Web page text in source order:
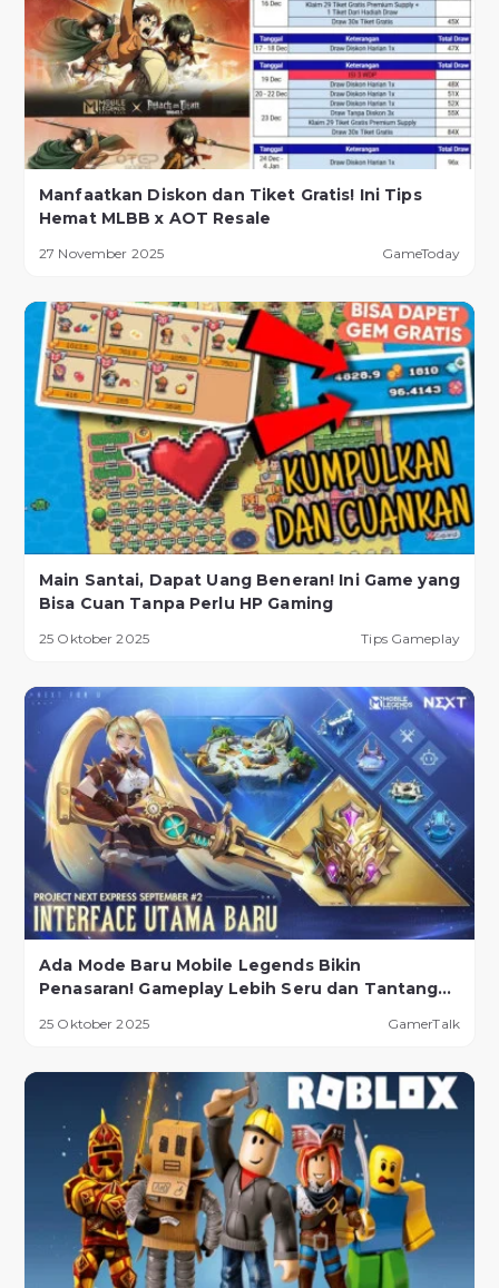
Manfaatkan Diskon dan Tiket Gratis! Ini Tips
Hemat MLBB x AOT Resale
27 November 2025 GameToday
Main Santai, Dapat Uang Beneran! Ini Game yang
Bisa Cuan Tanpa Perlu HP Gaming
25 Oktober 2025 Tips Gameplay
Ada Mode Baru Mobile Legends Bikin
Penasaran! Gameplay Lebih Seru dan Tantangan
25 Oktober 2025 GamerTalk